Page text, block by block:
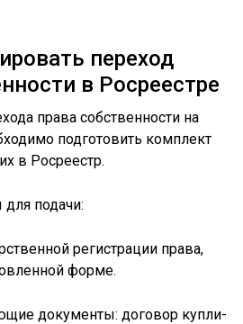
переход
в Росреестре
права собственности на
подготовить комплект
в Росреестр.
подачи:
регистрации права,
форме.
документы: договор купли-